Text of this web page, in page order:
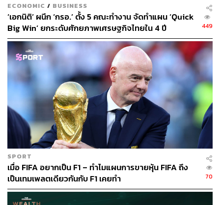
ECONOMIC / BUSINESS
‘เอกนิติ’ ผนึก ‘กรอ.’ ตั้ง 5 คณะทำงาน จัดทำแผน ‘Quick
Big Win’ ยกระดับศักยภาพเศรษฐกิจไทยใน 4 ปี
449
SPORT
เมื่อ FIFA อยากเป็น F1 – ทำไมแผนการขายหุ้น FIFA ถึง
เป็นเทมเพลตเดียวกันกับ F1 เคยทำ
70